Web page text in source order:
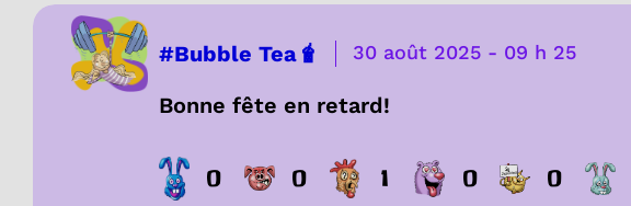
#Bubble Tea🧋 30 août 2025 - 09 h 25
Bonne fête en retard!
0 0 1 0 0